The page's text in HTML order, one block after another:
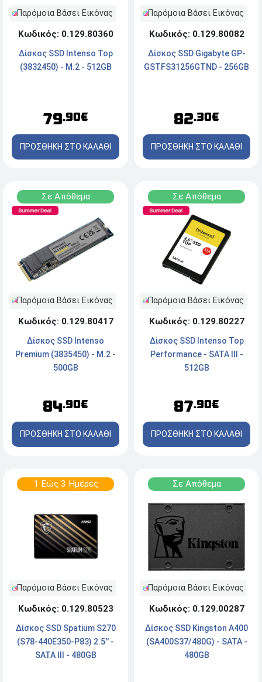
Παρόμοια Βάσει Εικόνας
Κωδικός: 0.129.80360
Δίσκος SSD Intenso Top
(3832450) - M.2 - 512GB
79.90€
ΠΡΟΣΘΗΚΗ ΣΤΟ ΚΑΛΑΘΙ
Παρόμοια Βάσει Εικόνας
Κωδικός: 0.129.80082
Δίσκος SSD Gigabyte GP-
GSTFS31256GTND - 256GB
82.30€
ΠΡΟΣΘΗΚΗ ΣΤΟ ΚΑΛΑΘΙ
Σε Απόθεμα
Παρόμοια Βάσει Εικόνας
Κωδικός: 0.129.80417
Δίσκος SSD Ιntenso
Premium (3835450) - M.2 -
500GB
84.90€
ΠΡΟΣΘΗΚΗ ΣΤΟ ΚΑΛΑΘΙ
Σε Απόθεμα
Παρόμοια Βάσει Εικόνας
Κωδικός: 0.129.80227
Δίσκος SSD Intenso Top
Performance - SATA III -
512GB
87.90€
ΠΡΟΣΘΗΚΗ ΣΤΟ ΚΑΛΑΘΙ
1 Εώς 3 Ημέρες
Παρόμοια Βάσει Εικόνας
Κωδικός: 0.129.80523
Δίσκος SSD Spatium S270
(S78-440E350-P83) 2.5'' -
SATA III - 480GB
Σε Απόθεμα
Παρόμοια Βάσει Εικόνας
Κωδικός: 0.129.00287
Δίσκος SSD Kingston A400
(SA400S37/480G) - SATA -
480GB